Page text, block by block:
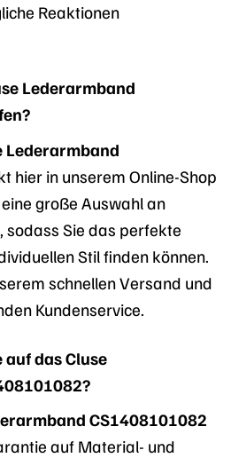
Reaktionen
Lederarmband
Lederarmband
hier in unserem Online-Shop
große Auswahl an
sodass Sie das perfekte
Stil finden können.
schnellen Versand und
Kundenservice.
auf das Cluse
CS1408101082
auf Material- und